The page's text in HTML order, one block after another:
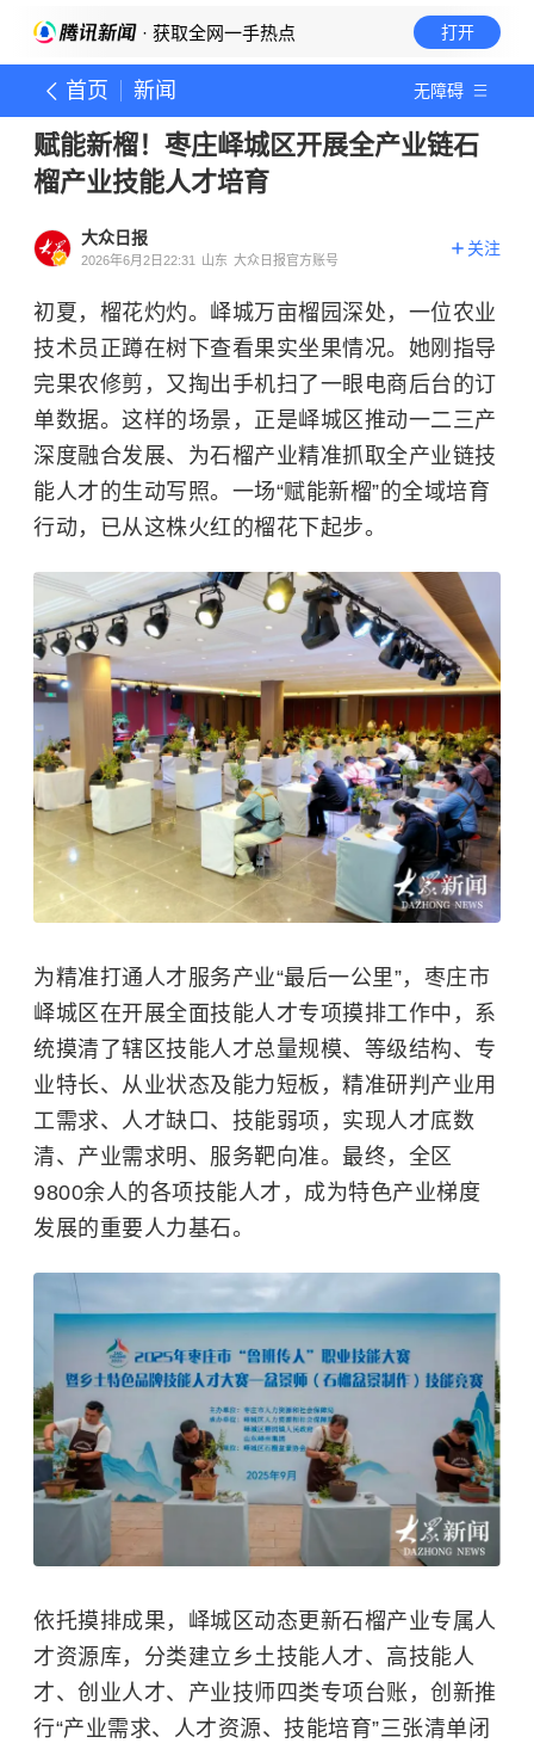
· 获取全网一手热点 打开
首页 新闻 无障碍
赋能新榴！枣庄峄城区开展全产业链石
榴产业技能人才培育
大众日报
2026年6月2日22:31 山东 大众日报官方账号
关注
初夏，榴花灼灼。峄城万亩榴园深处，一位农业
技术员正蹲在树下查看果实坐果情况。她刚指导
完果农修剪，又掏出手机扫了一眼电商后台的订
单数据。这样的场景，正是峄城区推动一二三产
深度融合发展、为石榴产业精准抓取全产业链技
能人才的生动写照。一场“赋能新榴”的全域培育
行动，已从这株火红的榴花下起步。
为精准打通人才服务产业“最后一公里”，枣庄市
峄城区在开展全面技能人才专项摸排工作中，系
统摸清了辖区技能人才总量规模、等级结构、专
业特长、从业状态及能力短板，精准研判产业用
工需求、人才缺口、技能弱项，实现人才底数
清、产业需求明、服务靶向准。最终，全区
9800余人的各项技能人才，成为特色产业梯度
发展的重要人力基石。
依托摸排成果，峄城区动态更新石榴产业专属人
才资源库，分类建立乡土技能人才、高技能人
才、创业人才、产业技师四类专项台账，创新推
行“产业需求、人才资源、技能培育”三张清单闭